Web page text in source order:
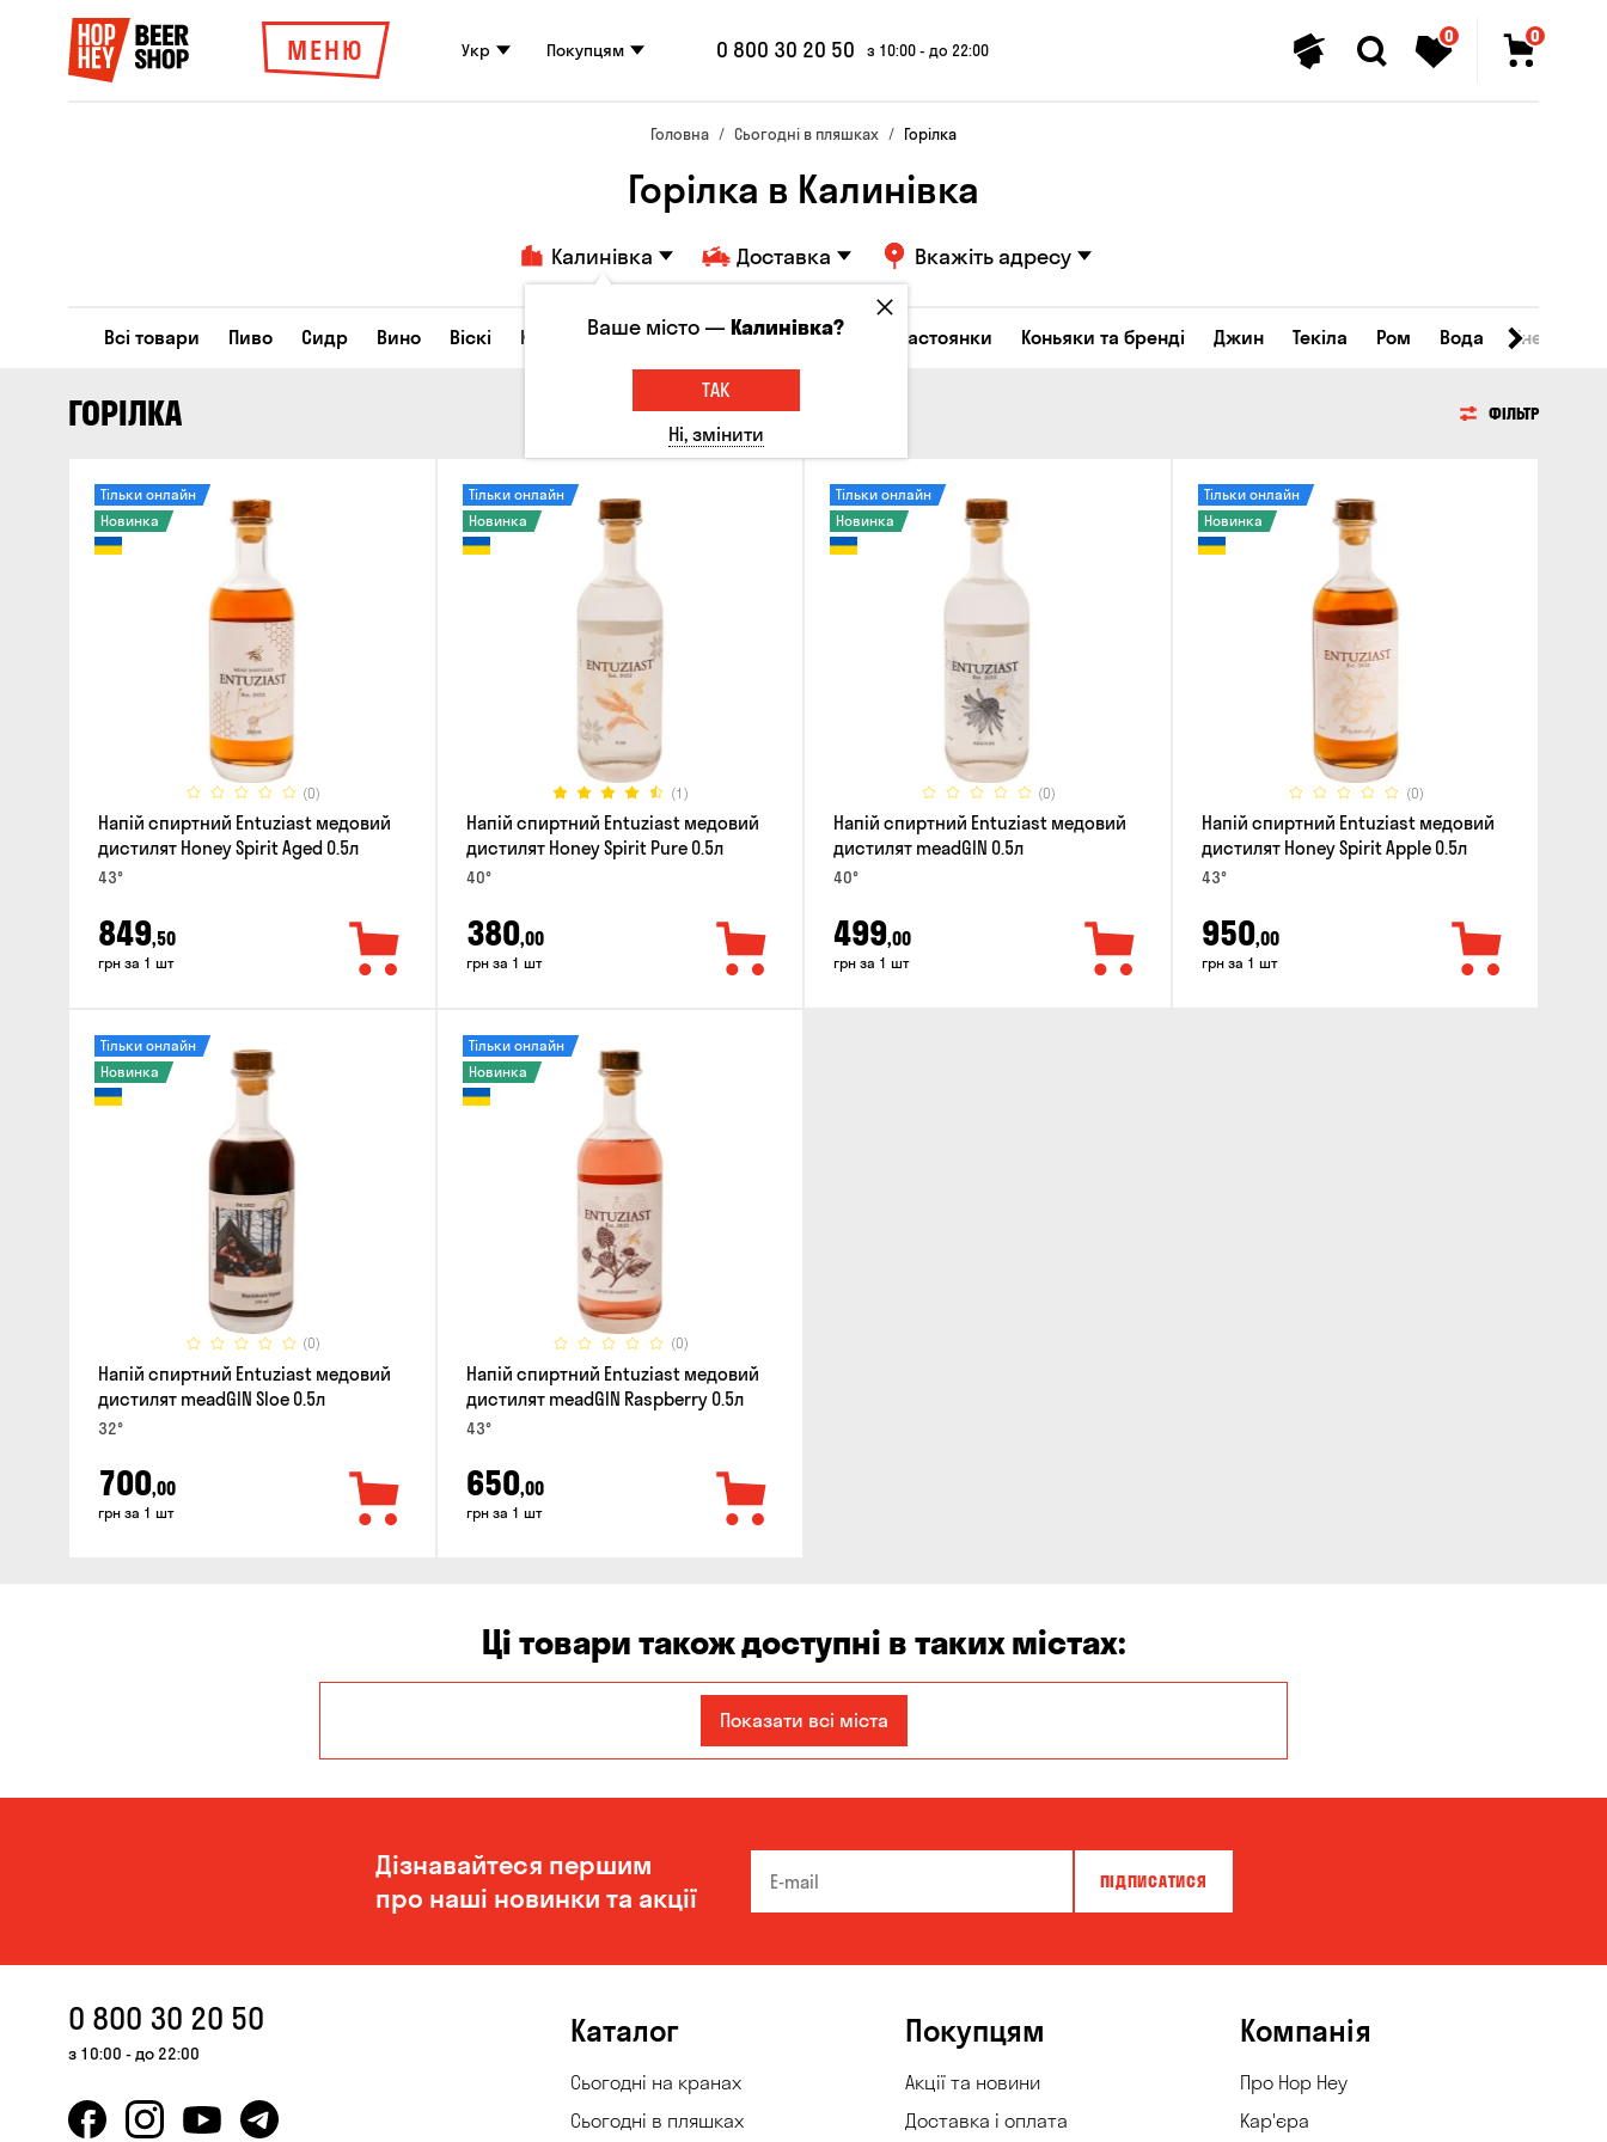
МЕНЮ Укр Покупцям 0 800 30 20 50 з 10:00 - до 22:00
0 0
Головна Сьогодні в пляшках Горілка
Горілка в Калинівка
Калинівка Доставка Вкажіть адресу
Всі товари Пиво Сидр Вино Віскі Коктейлі Горілка Соджу Лікери та настоянки Коньяки та бренді Джин Текіла Ром Вода
ГОРІЛКА ФІЛЬТР
(0)
Тільки онлайн
Новинка
Напій спиртний Entuziast медовий
дистилят Honey Spirit Aged 0.5л
43°
849,50
грн за 1 шт
(1)
Тільки онлайн
Новинка
Напій спиртний Entuziast медовий
дистилят Honey Spirit Pure 0.5л
40°
380,00
грн за 1 шт
(0)
Тільки онлайн
Новинка
Напій спиртний Entuziast медовий
дистилят meadGIN 0.5л
40°
499,00
грн за 1 шт
(0)
Тільки онлайн
Новинка
Напій спиртний Entuziast медовий
дистилят Honey Spirit Apple 0.5л
43°
950,00
грн за 1 шт
(0)
Тільки онлайн
Новинка
Напій спиртний Entuziast медовий
дистилят meadGIN Sloe 0.5л
32°
700,00
грн за 1 шт
(0)
Тільки онлайн
Новинка
Напій спиртний Entuziast медовий
дистилят meadGIN Raspberry 0.5л
43°
650,00
грн за 1 шт
Ці товари також доступні в таких містах:
Кам'янське
Миколаїв Одеса Олександрівка Чорноморськ
Показати всі міста
Дізнавайтеся першим
про наші новинки та акції
ПІДПИСАТИСЯ
0 800 30 20 50
з 10:00 - до 22:00
Каталог
Сьогодні на кранах
Сьогодні в пляшках
Покупцям
Акції та новини
Доставка і оплата
Компанія
Про Hop Hey
Кар'єра
Ваше місто —Калинівка?
ТАК
Ні, змінити